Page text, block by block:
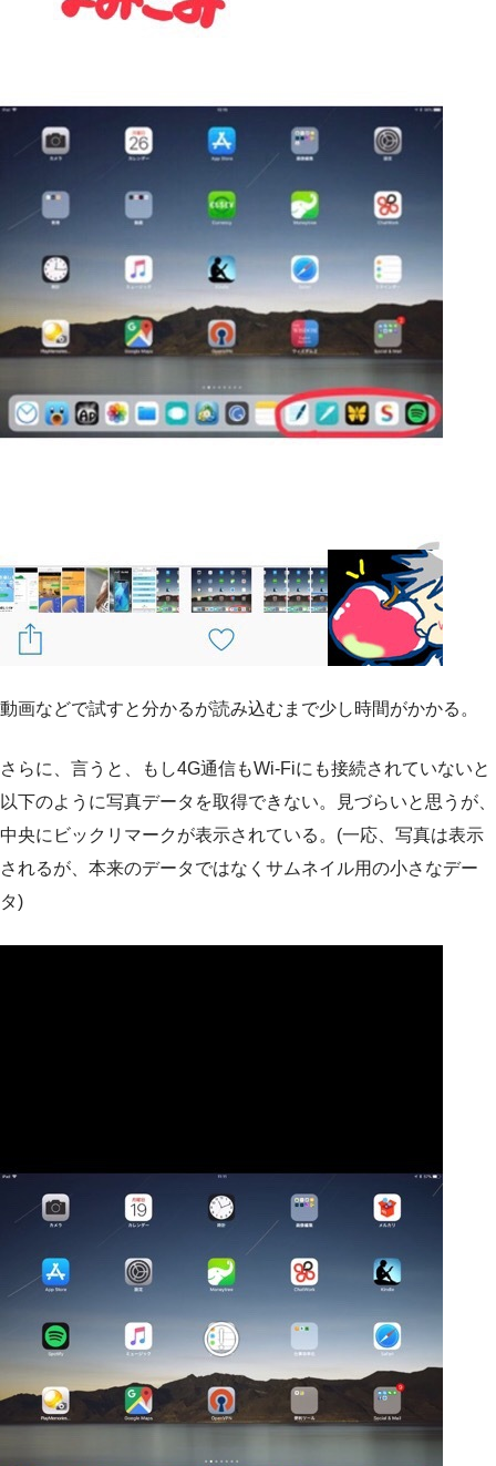
動画などで試すと分かるが読み込むまで少し時間がかかる。
さらに、言うと、もし4G通信もWi-Fiにも接続されていないと
以下のように写真データを取得できない。見づらいと思うが、
中央にビックリマークが表示されている。(一応、写真は表示
されるが、本来のデータではなくサムネイル用の小さなデー
タ)